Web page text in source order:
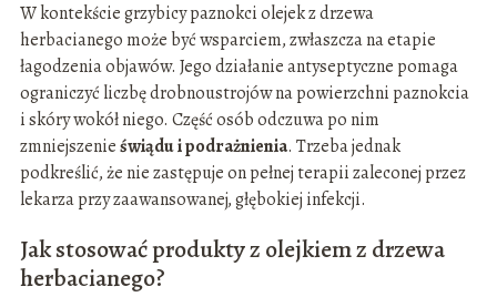
W kontekście grzybicy paznokci olejek z drzewa
herbacianego może być wsparciem, zwłaszcza na etapie
łagodzenia objawów. Jego działanie antyseptyczne pomaga
ograniczyć liczbę drobnoustrojów na powierzchni paznokcia
i skóry wokół niego. Część osób odczuwa po nim
zmniejszenieświądu i podrażnienia. Trzeba jednak
podkreślić, że nie zastępuje on pełnej terapii zaleconej przez
lekarza przy zaawansowanej, głębokiej infekcji.
Jak stosować produkty z olejkiem z drzewa
herbacianego?